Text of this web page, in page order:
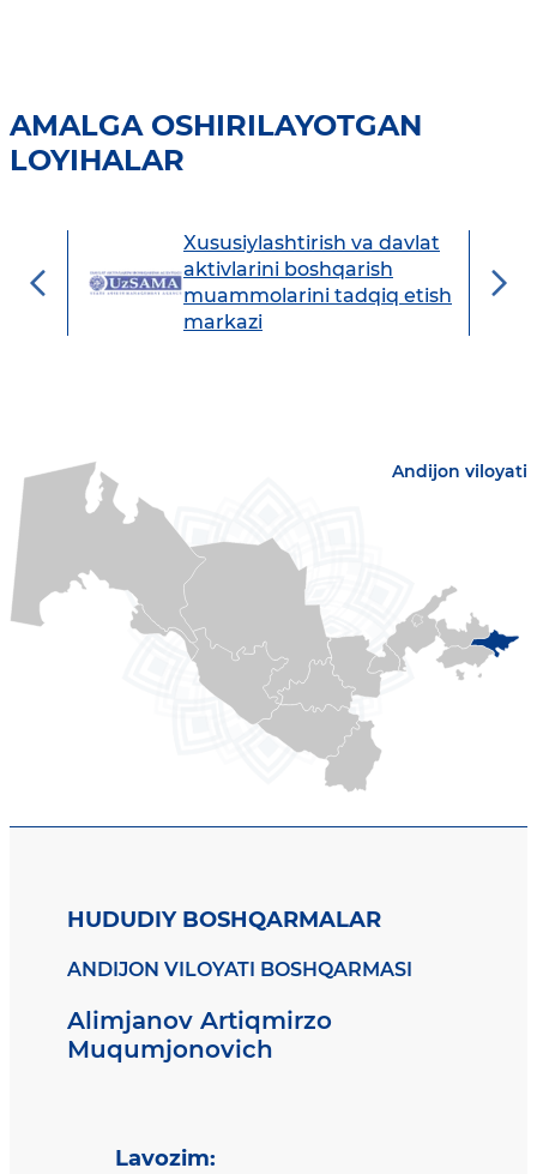
AMALGA OSHIRILAYOTGAN
LOYIHALAR
Xususiylashtirish va davlat
aktivlarini boshqarish
muammolarini tadqiq etish
markazi
Andijon viloyati
HUDUDIY BOSHQARMALAR
ANDIJON VILOYATI BOSHQARMASI
Alimjanov Artiqmirzo
Muqumjonovich
Lavozim: